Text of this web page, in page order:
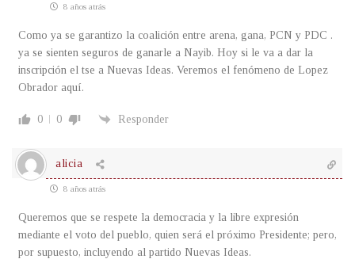
8 años atrás
Como ya se garantizo la coalición entre arena, gana, PCN y PDC .
ya se sienten seguros de ganarle a Nayib. Hoy si le va a dar la
inscripción el tse a Nuevas Ideas. Veremos el fenómeno de Lopez
Obrador aquí.
0 0 Responder
alicia
8 años atrás
Queremos que se respete la democracia y la libre expresión
mediante el voto del pueblo, quien será el próximo Presidente; pero,
por supuesto, incluyendo al partido Nuevas Ideas.